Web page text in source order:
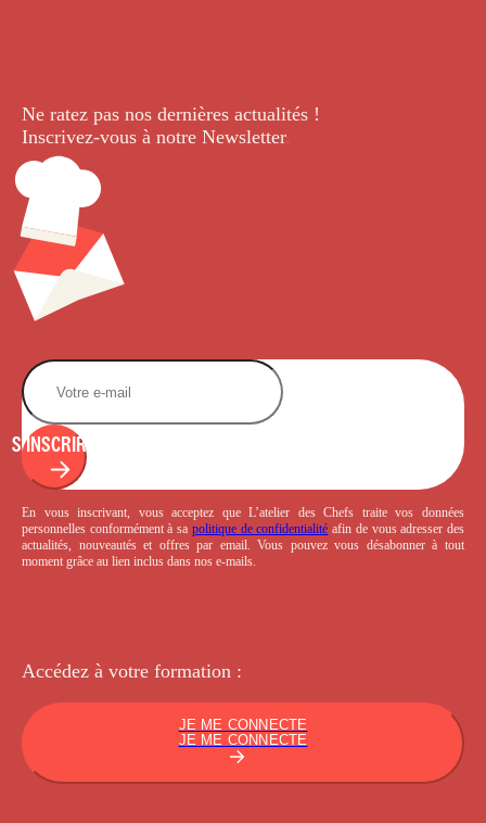
Ne ratez pas nos dernières actualités !
Inscrivez-vous à notre Newsletter.
S'INSCRIRE
En vous inscrivant, vous acceptez que L’atelier des Chefs traite vos données
personnelles conformément à sa politique de confidentialité afin de vous adresser des
actualités, nouveautés et offres par email. Vous pouvez vous désabonner à tout
moment grâce au lien inclus dans nos e-mails.
Accédez à votre formation :
JE ME CONNECTE
JE ME CONNECTE